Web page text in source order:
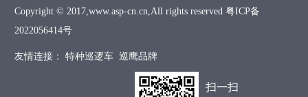
Copyright © 2017,www.asp-cn.cn,All rights reserved 粤ICP备
2022056414号
友情连接： 特种巡逻车 巡鹰品牌
扫一扫